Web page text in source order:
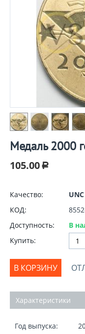
Медаль 2000
105.00 Р
Качество:
UNC
КОД:
Доступность:
В
Купить:
В КОРЗИНУ
Характеристики
Год выпуска: